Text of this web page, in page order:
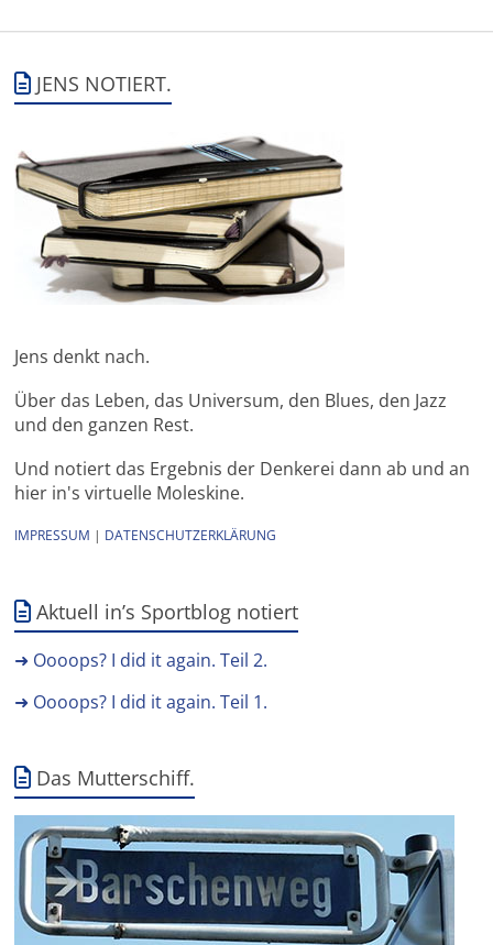
JENS NOTIERT.
Jens denkt nach.
Über das Leben, das Universum, den Blues, den Jazz
und den ganzen Rest.
Und notiert das Ergebnis der Denkerei dann ab und an
hier in's virtuelle Moleskine.
IMPRESSUM | DATENSCHUTZERKLÄRUNG
Aktuell in’s Sportblog notiert
➜ Oooops? I did it again. Teil 2.
➜ Oooops? I did it again. Teil 1.
Das Mutterschiff.